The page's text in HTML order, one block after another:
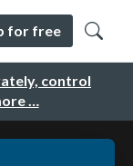
control
…
for free